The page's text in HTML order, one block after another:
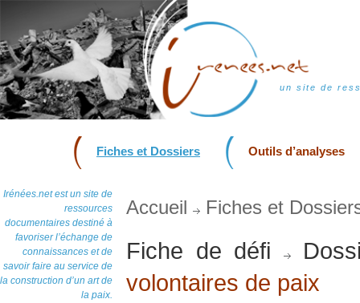
un site de
Fiches et Dossiers Outils d’analyses
Irénées.net est un site de
ressources
documentaires destiné à
favoriser l’échange de
connaissances et de
savoir faire au service de
la construction d’un art de
la paix.
Accueil Fiches et
Fiche de défi
volontaires de paix